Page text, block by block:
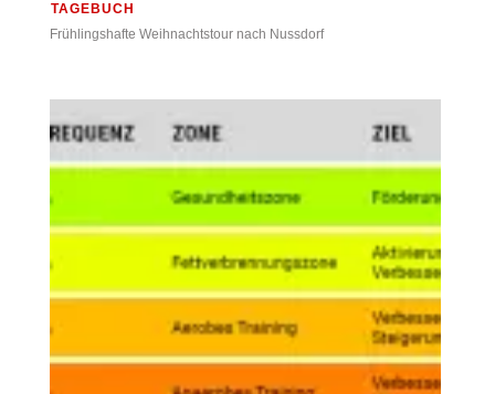
TAGEBUCH
Frühlingshafte Weihnachtstour nach Nussdorf